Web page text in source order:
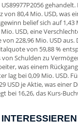
80,4 Mio. USD, was
belief sich auf 1,43
USD, eine
228,96 Mio. USD
von 59,88 %
Schulden zu
was einem
lag bei 0,09 Mio. USD.
USD je Aktie, was einer
bei 16,26, das Kurs-